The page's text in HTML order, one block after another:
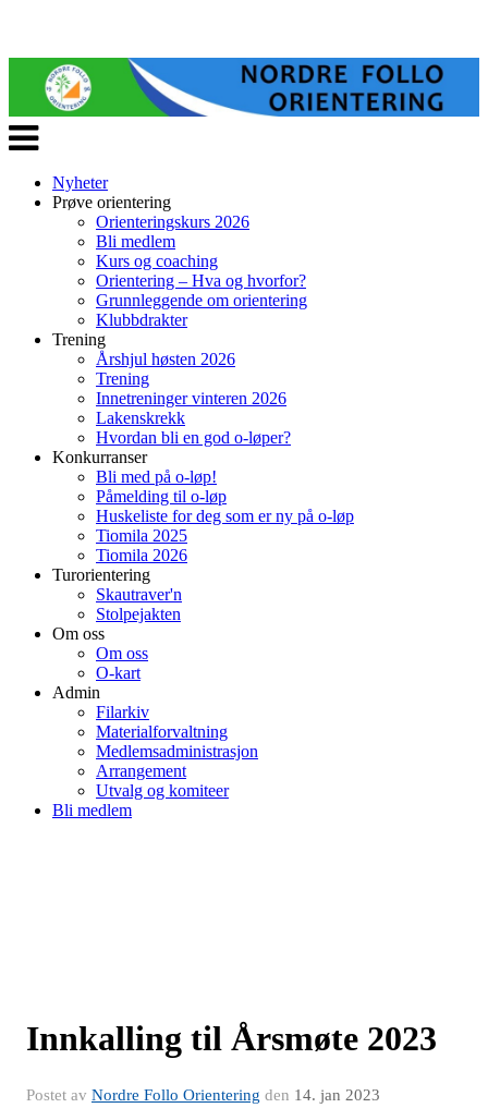
Veksle
navigasjon
Nyheter
Prøve orientering
Orienteringskurs 2026
Bli medlem
Kurs og coaching
Orientering – Hva og hvorfor?
Grunnleggende om orientering
Klubbdrakter
Trening
Årshjul høsten 2026
Trening
Innetreninger vinteren 2026
Lakenskrekk
Hvordan bli en god o-løper?
Konkurranser
Bli med på o-løp!
Påmelding til o-løp
Huskeliste for deg som er ny på o-løp
Tiomila 2025
Tiomila 2026
Turorientering
Skautraver'n
Stolpejakten
Om oss
Om oss
O-kart
Admin
Filarkiv
Materialforvaltning
Medlemsadministrasjon
Arrangement
Utvalg og komiteer
Bli medlem
Innkalling til Årsmøte 2023
Postet av Nordre Follo Orientering den 14. jan 2023